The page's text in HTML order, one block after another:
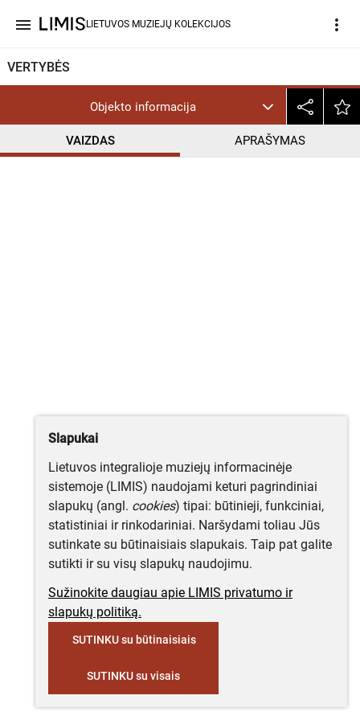
menu LIETUVOS MUZIEJŲ KOLEKCIJOS more_vert
VERTYBĖS
Objekto informacija
VAIZDAS APRAŠYMAS
Slapukai
Lietuvos integralioje muziejų informacinėje
sistemoje (LIMIS) naudojami keturi pagrindiniai
slapukų (angl. cookies) tipai: būtinieji, funkciniai,
statistiniai ir rinkodariniai. Naršydami toliau Jūs
sutinkate su būtinaisiais slapukais. Taip pat galite
sutikti ir su visų slapukų naudojimu.
Sužinokite daugiau apie LIMIS privatumo ir
slapukų politiką.
SUTINKU su būtinaisiais
SUTINKU su visais